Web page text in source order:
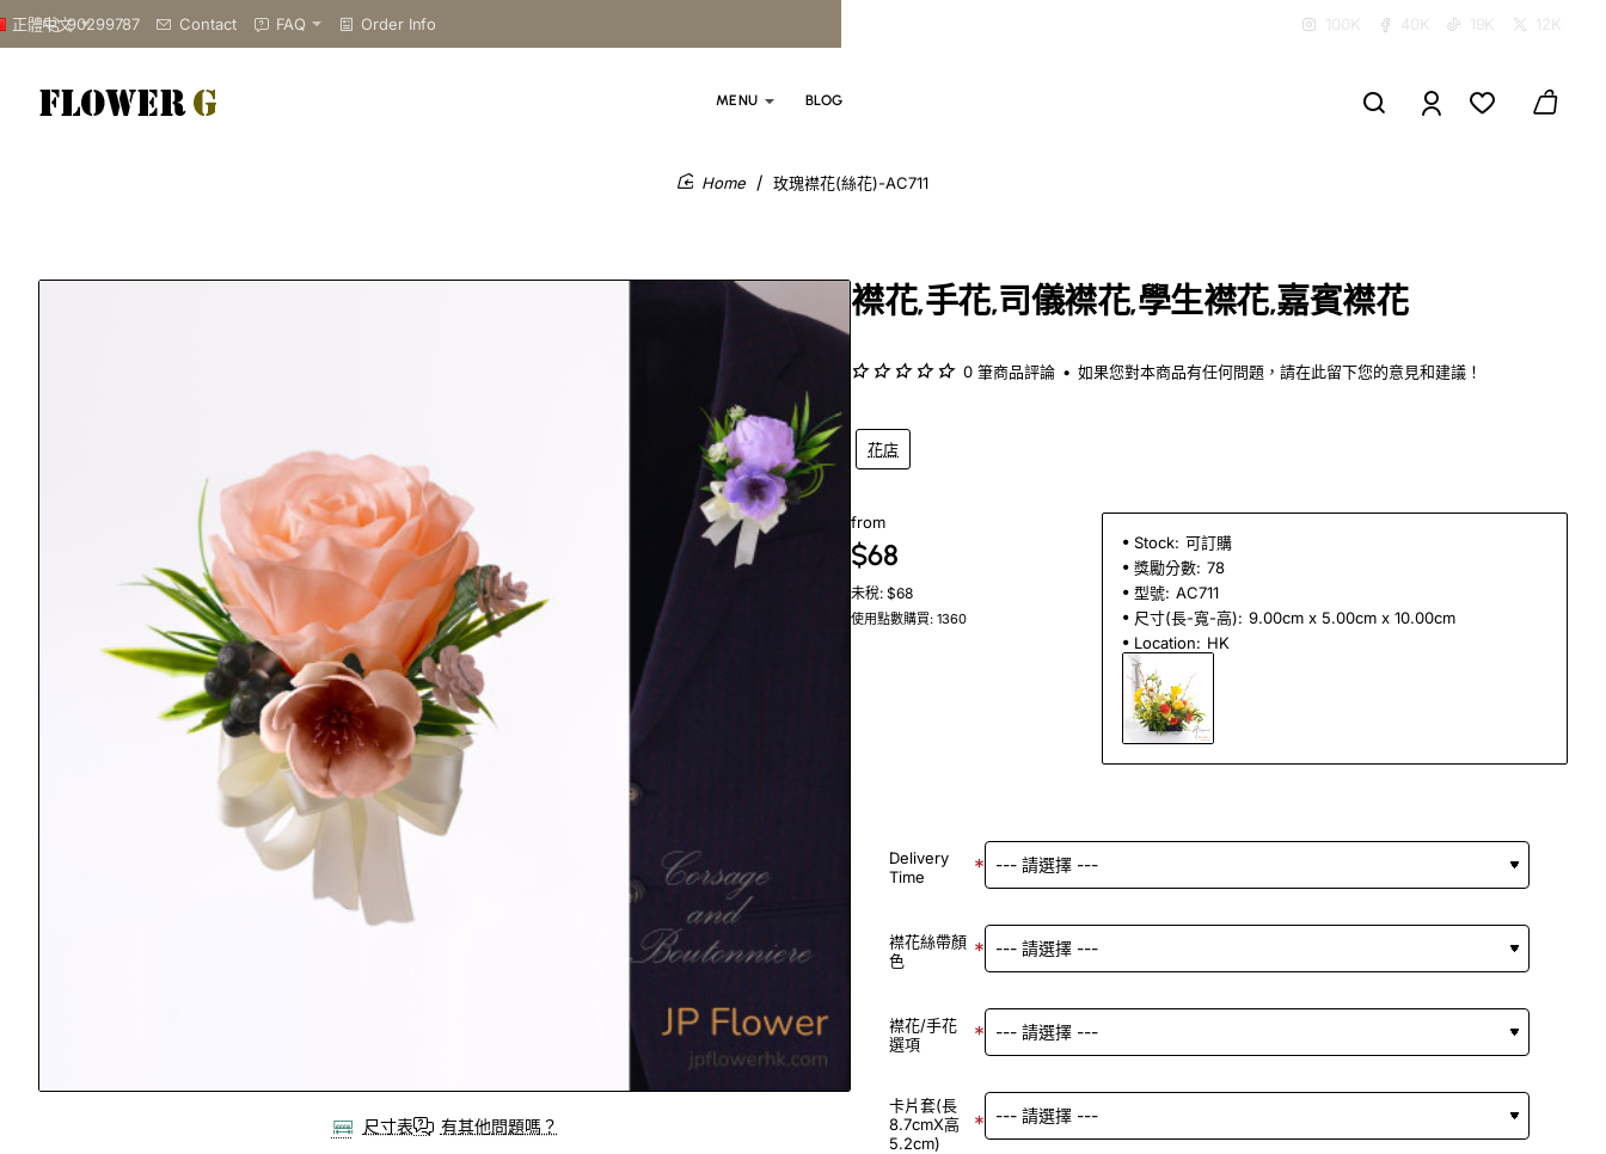
90299787 Contact FAQ Order Info
正體中文 100K 40K 19K 12K
MENU BLOG
玫瑰襟花(絲花)-AC711
尺寸表 有其他問題嗎？
襟花,手花,司儀襟花,學生襟花,嘉賓襟花
花店
0 筆商品評論 • 如果您對本商品有任何問題，請在此留下您的意見和建議！
from
$68
未稅: $68
使用點數購買: 1360
Stock: 可訂購
獎勵分數: 78
型號: AC711
尺寸(長-寬-高): 9.00cm x 5.00cm x 10.00cm
Location: HK
Delivery
Time
襟花絲帶顏
色
襟花/手花
選項
卡片套(長
8.7cmX高
5.2cm)